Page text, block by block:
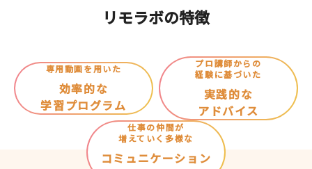
リモラボの特徴
専用動画を用いた
効率的な
学習プログラム
プロ講師からの
経験に基づいた
実践的な
アドバイス
仕事の仲間が
増えていく多様な
コミュニケーション